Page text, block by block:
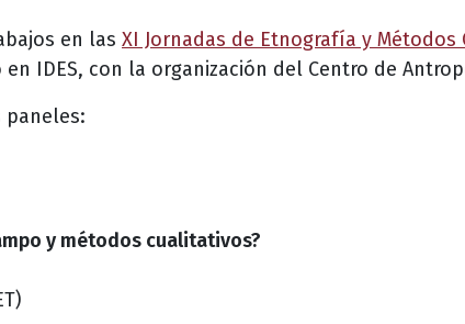
en las XI Jornadas de Etnografía y Métodos
IDES, con la organización del Centro de
paneles:
y métodos cualitativos?